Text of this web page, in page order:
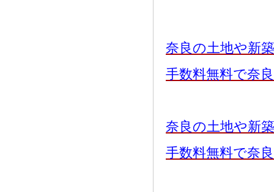
奈良の土地や新
手数料無料で奈
奈良の土地や新
手数料無料で奈